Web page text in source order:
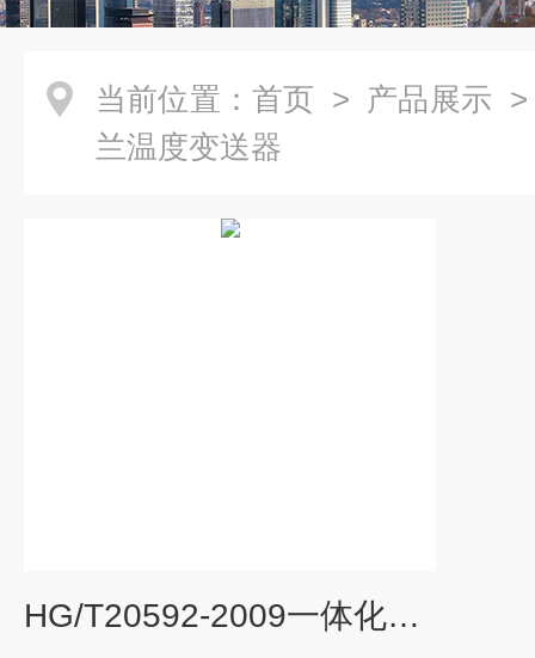
当前位置： 首页 > 产品展示
兰温度变送器
HG/T20592-2009一体化法兰温度变送器防爆防腐耐高温传感器